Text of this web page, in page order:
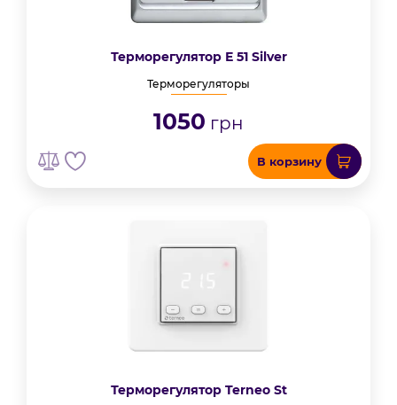
Терморегулятор Е 51 Silver
Терморегуляторы
1050 грн
В корзину
Терморегулятор Terneo St